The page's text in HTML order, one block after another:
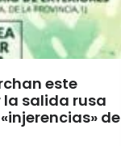
este
salida rusa
de